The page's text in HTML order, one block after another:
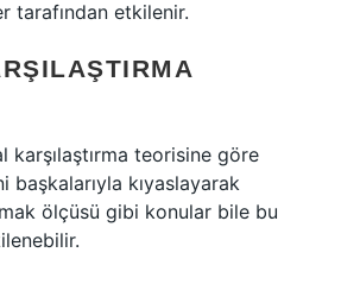
tarafından etkilenir.
karşılaştırma teorisine göre
başkalarıyla kıyaslayarak
ölçüsü gibi konular bile bu